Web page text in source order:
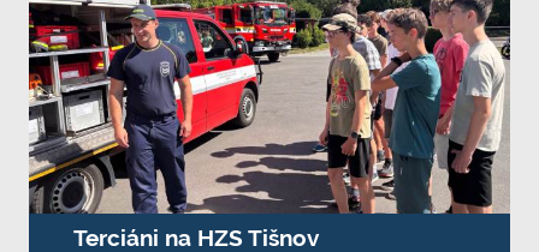
Terciáni na HZS Tišnov